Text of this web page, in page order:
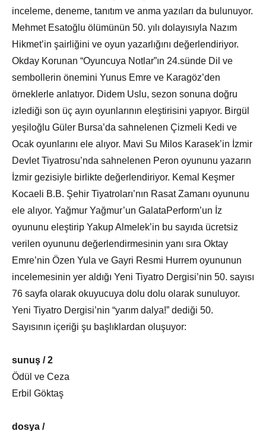
inceleme, deneme, tanıtım ve anma yazıları da bulunuyor.
Mehmet Esatoğlu ölümünün 50. yılı dolayısıyla Nazım
Hikmet’in şairliğini ve oyun yazarlığını değerlendiriyor.
Okday Korunan “Oyuncuya Notlar”ın 24.sünde Dil ve
sembollerin önemini Yunus Emre ve Karagöz’den
örneklerle anlatıyor. Didem Uslu, sezon sonuna doğru
izlediği son üç ayın oyunlarının eleştirisini yapıyor. Birgül
yeşiloğlu Güler Bursa’da sahnelenen Çizmeli Kedi ve
Ocak oyunlarını ele alıyor. Mavi Su Milos Karasek’in İzmir
Devlet Tiyatrosu’nda sahnelenen Peron oyununu yazarın
İzmir gezisiyle birlikte değerlendiriyor. Kemal Keşmer
Kocaeli B.B. Şehir Tiyatroları’nın Rasat Zamanı oyununu
ele alıyor. Yağmur Yağmur’un GalataPerform’un İz
oyununu eleştirip Yakup Almelek’in bu sayıda ücretsiz
verilen oyununu değerlendirmesinin yanı sıra Oktay
Emre’nin Özen Yula ve Gayri Resmi Hurrem oyununun
incelemesinin yer aldığı Yeni Tiyatro Dergisi’nin 50. sayısı
76 sayfa olarak okuyucuya dolu dolu olarak sunuluyor.
Yeni Tiyatro Dergisi’nin “yarım dalya!” dediği 50.
Sayısının içeriği şu başlıklardan oluşuyor:
sunuş / 2
Ödül ve Ceza
Erbil Göktaş
dosya /